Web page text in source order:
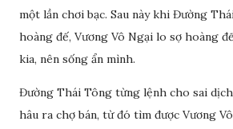
một lần chơi bạc. Sau này khi Đường
hoàng đế, Vương Vô Ngại lo sợ hoàng
kia, nên sống ẩn mình.
Đường Thái Tông từng lệnh cho sai
hâu ra chợ bán, từ đó tìm được Vương